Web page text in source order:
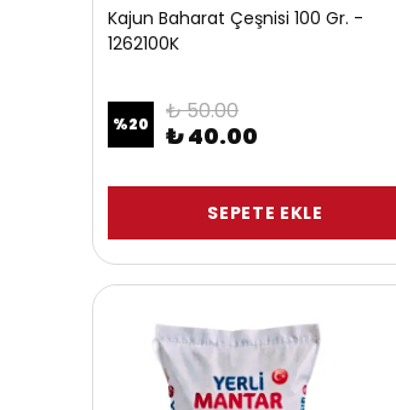
Kajun Baharat Çeşnisi 100 Gr. -
1262100K
%20 ₺ 50.00
₺ 40.00
SEPETE EKLE